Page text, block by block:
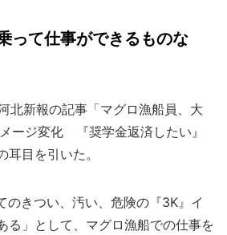
って仕事ができるものな
新報の記事「マグロ漁船員、大
ージ変化 『奨学金返済したい』
目を引いた。
きつい、汚い、危険の『3K』イ
る」として、マグロ漁船での仕事を